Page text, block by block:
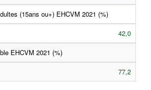
(15ans ou+) EHCVM 2021 (%)
42,0
EHCVM 2021 (%)
77,2